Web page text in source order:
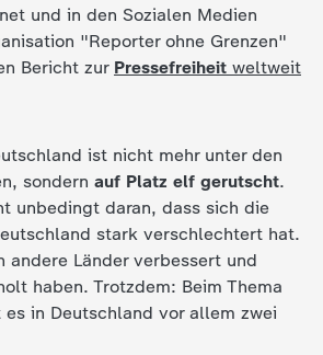
und in den Sozialen Medien
"Reporter ohne Grenzen"
Bericht zur Pressefreiheit weltweit
ist nicht mehr unter den
sondern auf Platz elf gerutscht.
unbedingt daran, dass sich die
stark verschlechtert hat.
andere Länder verbessert und
haben. Trotzdem: Beim Thema
in Deutschland vor allem zwei